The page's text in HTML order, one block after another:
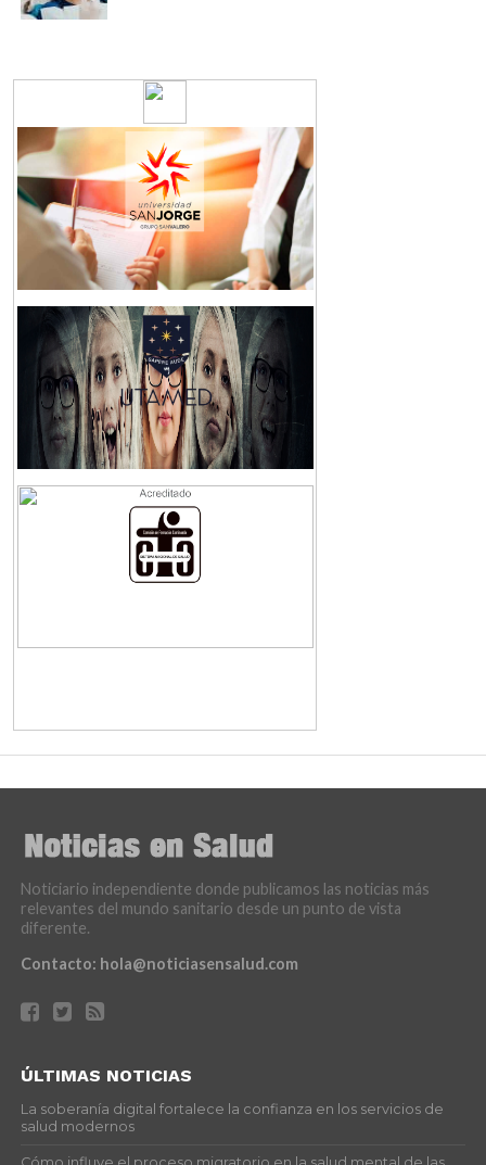
Noticiario independiente donde publicamos las noticias más
relevantes del mundo sanitario desde un punto de vista
diferente.
Contacto: hola@noticiasensalud.com
ÚLTIMAS NOTICIAS
La soberanía digital fortalece la confianza en los servicios de
salud modernos